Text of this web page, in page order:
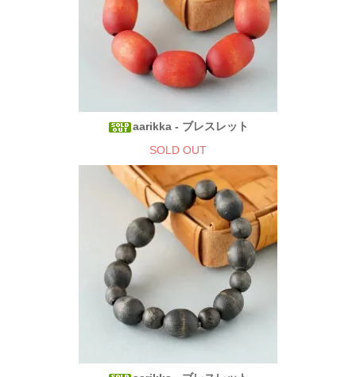
aarikka - ブレスレット
SOLD OUT